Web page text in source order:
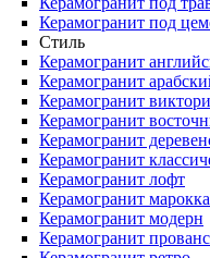
Керамогранит под
Стиль
Керамогранит
Керамогранит
Керамогранит
Керамогранит
Керамогранит
Керамогранит
Керамогранит лофт
Керамогранит
Керамогранит модерн
Керамогранит прованс